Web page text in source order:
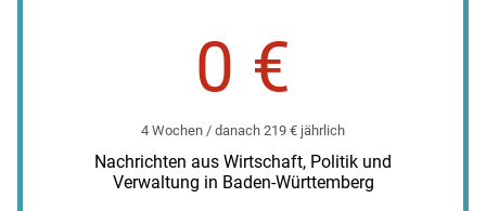
0 €
4 Wochen / danach 219 € jährlich
Nachrichten aus Wirtschaft, Politik und
Verwaltung in Baden-Württemberg